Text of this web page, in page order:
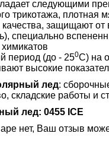
следующими
трикотажа, плотная
защищают от
специально
период (до - 250С) на
высокие
лед:
складские работы и
лед: 0455 ICE
нет, Ваш отзыв